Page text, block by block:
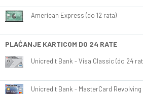
American Express (do 12 rata)
PLAĆANJE KARTICOM DO 24 RATE
Unicredit Bank - Visa Classic (do 24
Unicredit Bank - MasterCard Revolving